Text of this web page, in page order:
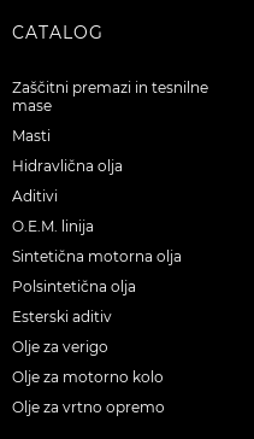
CATALOG
Zaščitni premazi in tesnilne
mase
Masti
Hidravlična olja
Aditivi
O.E.M. linija
Sintetična motorna olja
Polsintetična olja
Esterski aditiv
Olje za verigo
Olje za motorno kolo
Olje za vrtno opremo